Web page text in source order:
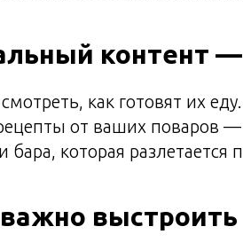
контент —
как готовят их
от ваших поваров —
бара, которая